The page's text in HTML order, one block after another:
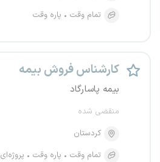
تمام وقت
پاره وقت
کارشناس فروش بیمه
بیمه پاسارگاد
منقضی شده
کردستان
تمام وقت
پاره وقت پروژه‌ای